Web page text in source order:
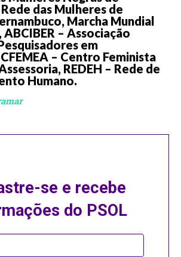
das Mulheres de
Marcha Mundial
– Associação
em
– Centro Feminista
REDEH – Rede de
Humano.
se e recebe
do PSOL